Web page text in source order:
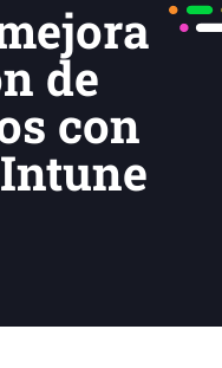
de
con